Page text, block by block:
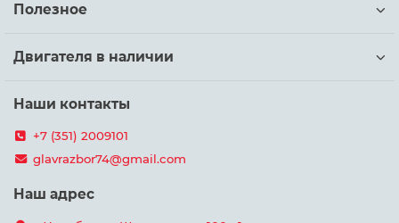
Полезное
Двигателя в наличии
Наши контакты
+7 (351) 2009101
glavrazbor74@gmail.com
Наш адрес